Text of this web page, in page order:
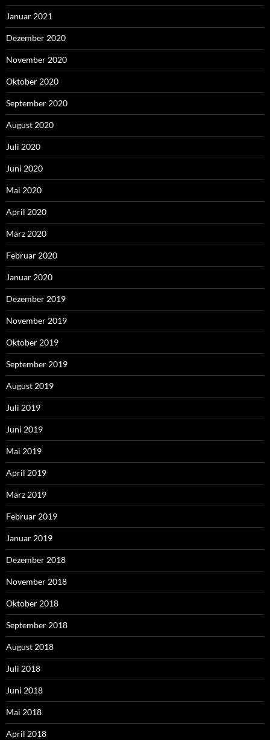
Januar 2021
Dezember 2020
November 2020
Oktober 2020
September 2020
August 2020
Juli 2020
Juni 2020
Mai 2020
April 2020
März 2020
Februar 2020
Januar 2020
Dezember 2019
November 2019
Oktober 2019
September 2019
August 2019
Juli 2019
Juni 2019
Mai 2019
April 2019
März 2019
Februar 2019
Januar 2019
Dezember 2018
November 2018
Oktober 2018
September 2018
August 2018
Juli 2018
Juni 2018
Mai 2018
April 2018